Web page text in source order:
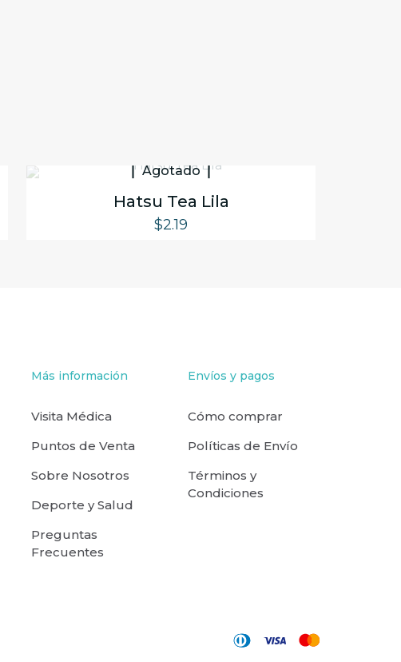
Agotado
Hatsu Tea Lila
$2.19
Más información
Visita Médica
Puntos de Venta
Sobre Nosotros
Deporte y Salud
Preguntas
Frecuentes
Envíos y pagos
Cómo comprar
Políticas de Envío
Términos y
Condiciones